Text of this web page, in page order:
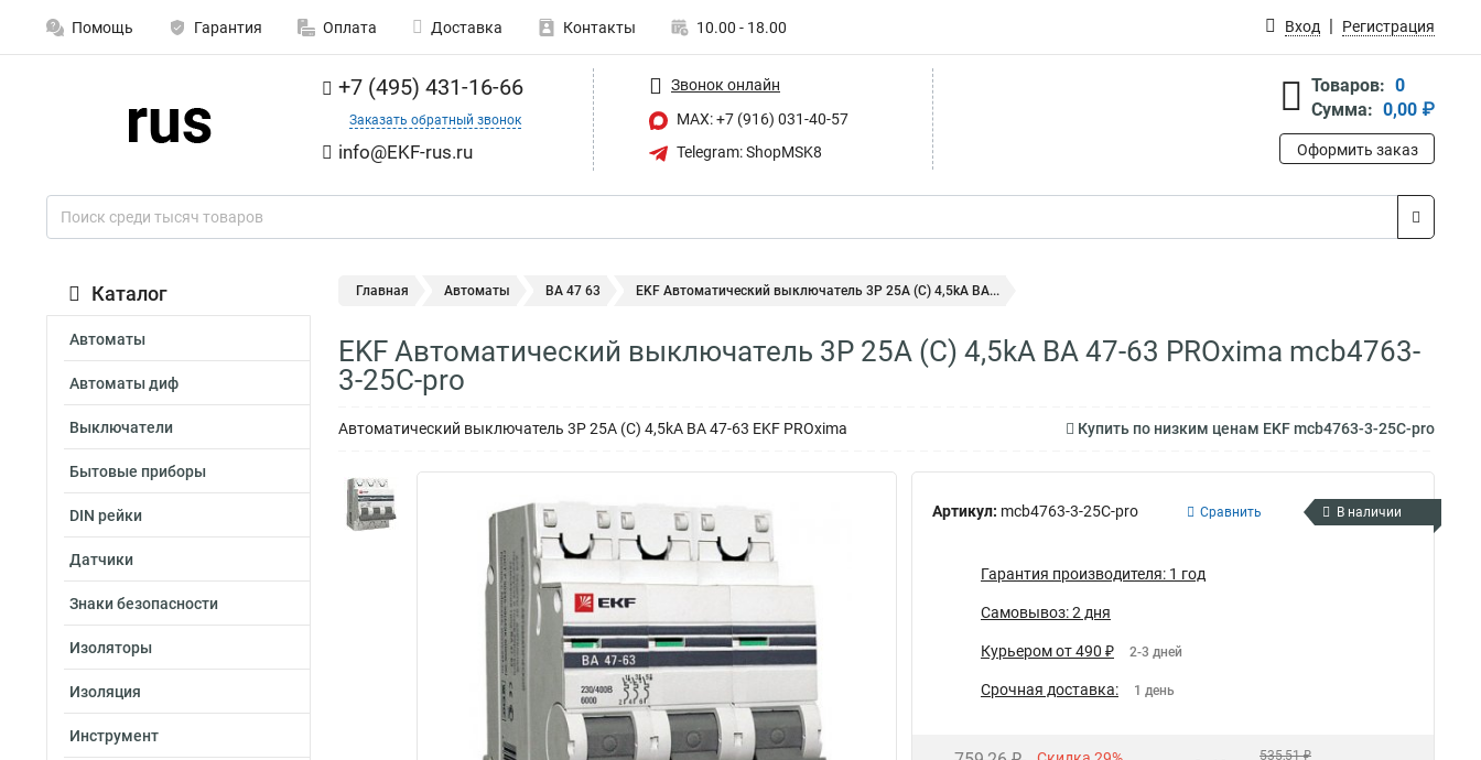
Помощь Гарантия Оплата Доставка Контакты 10.00 - 18.00 Вход Регистрация
+7 (495) 431-16-66
Заказать обратный звонок
info@EKF-rus.ru
Звонок онлайн
MAX: +7 (916) 031-40-57
Telegram: ShopMSK8
Товаров: 0
Сумма: 0,00 ₽
Оформить заказ
Каталог
Автоматы
Автоматы диф
Выключатели
Бытовые приборы
DIN рейки
Датчики
Знаки безопасности
Изоляторы
Изоляция
Инструмент
Главная Автоматы ВА 47 63 EKF Автоматический выключатель 3P 25А (C) 4,5kA ВА...
EKF Автоматический выключатель 3P 25А (C) 4,5kA ВА 47-63 PROxima mcb4763-
3-25C-pro
Автоматический выключатель 3P 25А (C) 4,5kA ВА 47-63 EKF PROxima Купить по низким ценам EKF mcb4763-3-25C-pro
Артикул: mcb4763-3-25C-pro Сравнить В наличии
Гарантия производителя: 1 год
Самовывоз: 2 дня
Курьером от 490 ₽ 2-3 дней
Срочная доставка: 1 день
535,51 ₽